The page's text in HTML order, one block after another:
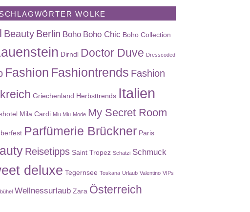
SCHLAGWÖRTER WOLKE
Beauty Berlin Boho Boho Chic Boho Collection
Dirndl Doctor Duve Dresscoded
Fashion Fashiontrends Fashion
Griechenland Herbsttrends Italien
Mila Cardi Miu Miu Mode My Secret Room
Parfümerie Brückner Paris
Reisetipps Saint Tropez Schatzi Schmuck
deluxe Tegernsee Toskana Urlaub Valentino VIPs
Wellnessurlaub Zara Österreich